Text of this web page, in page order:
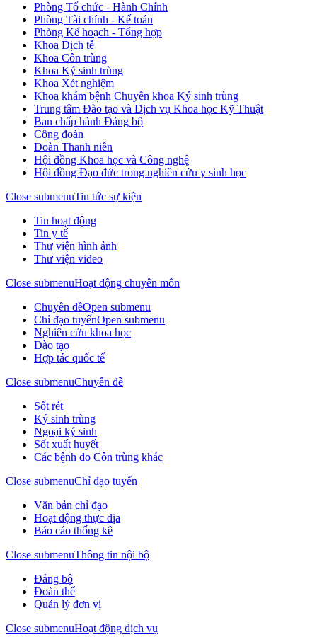
Phòng Tổ chức - Hành Chính
Phòng Tài chính - Kế toán
Phòng Kế hoạch - Tổng hợp
Khoa Dịch tễ
Khoa Côn trùng
Khoa Ký sinh trùng
Khoa Xét nghiệm
Khoa khám bệnh Chuyên khoa Ký sinh trùng
Trung tâm Đào tạo và Dịch vụ Khoa học Kỹ Thuật
Ban chấp hành Đảng bộ
Công đoàn
Đoàn Thanh niên
Hội đồng Khoa học và Công nghệ
Hội đồng Đạo đức trong nghiên cứu y sinh học
Close submenuTin tức sự kiện
Tin hoạt động
Tin y tế
Thư viện hình ảnh
Thư viện video
Close submenuHoạt động chuyên môn
Chuyên đềOpen submenu
Chỉ đạo tuyếnOpen submenu
Nghiên cứu khoa học
Đào tạo
Hợp tác quốc tế
Close submenuChuyên đề
Sốt rét
Ký sinh trùng
Ngoại ký sinh
Sốt xuất huyết
Các bệnh do Côn trùng khác
Close submenuChỉ đạo tuyến
Văn bản chỉ đạo
Hoạt động thực địa
Báo cáo thống kê
Close submenuThông tin nội bộ
Đảng bộ
Đoàn thể
Quản lý đơn vị
Close submenuHoạt động dịch vụ